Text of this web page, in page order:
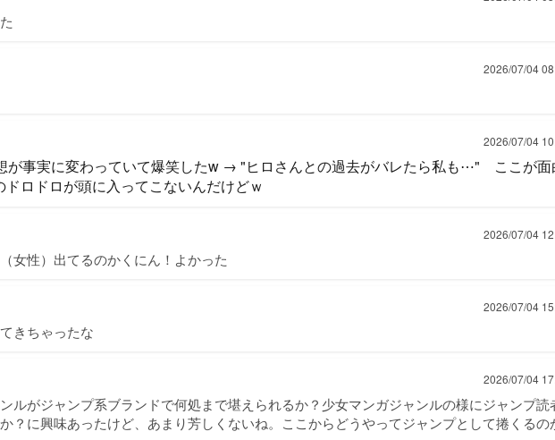
2026/07/04
2026/07/04
が事実に変わっていて爆笑したw → "ヒロさんとの過去がバレたら私も⋯" ここが面
ロドロが頭に入ってこないんだけどｗ
2026/07/04
女性）出てるのかくにん！よかった
2026/07/04
きちゃったな
2026/07/04
ルがジャンプ系ブランドで何処まで堪えられるか？少女マンガジャンルの様にジャンプ読
？に興味あったけど、あまり芳しくないね。ここからどうやってジャンプとして捲くるの